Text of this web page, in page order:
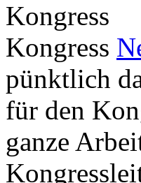
Kongress
pünktlich
für den
ganze